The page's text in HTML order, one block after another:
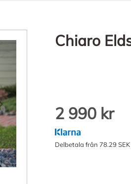
Chiaro
2 990 kr
Delbetala från 78.29